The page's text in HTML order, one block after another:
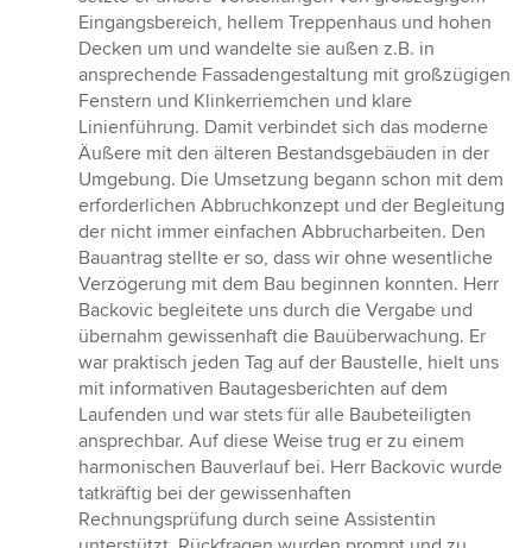
Eingangsbereich, hellem Treppenhaus und hohen
Decken um und wandelte sie außen z.B. in
ansprechende Fassadengestaltung mit großzügigen
Fenstern und Klinkerriemchen und klare
Linienführung. Damit verbindet sich das moderne
Äußere mit den älteren Bestandsgebäuden in der
Umgebung. Die Umsetzung begann schon mit dem
erforderlichen Abbruchkonzept und der Begleitung
der nicht immer einfachen Abbrucharbeiten. Den
Bauantrag stellte er so, dass wir ohne wesentliche
Verzögerung mit dem Bau beginnen konnten. Herr
Backovic begleitete uns durch die Vergabe und
übernahm gewissenhaft die Bauüberwachung. Er
war praktisch jeden Tag auf der Baustelle, hielt uns
mit informativen Bautagesberichten auf dem
Laufenden und war stets für alle Baubeteiligten
ansprechbar. Auf diese Weise trug er zu einem
harmonischen Bauverlauf bei. Herr Backovic wurde
tatkräftig bei der gewissenhaften
Rechnungsprüfung durch seine Assistentin